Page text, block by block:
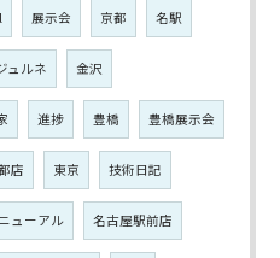
展示会 京都 名駅
ュルネ 金沢
進捗 豊橋 豊橋展示会
店 東京 技術日記
ューアル 名古屋駅前店